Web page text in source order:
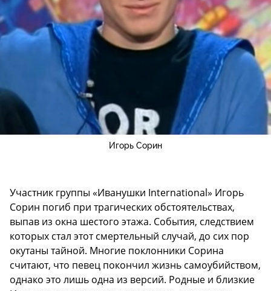
Игорь Сорин
Участник группы «Иванушки International» Игорь
Сорин погиб при трагических обстоятельствах,
выпав из окна шестого этажа. События, следствием
которых стал этот смертельный случай, до сих пор
окутаны тайной. Многие поклонники Сорина
считают, что певец покончил жизнь самоубийством,
однако это лишь одна из версий. Родные и близкие